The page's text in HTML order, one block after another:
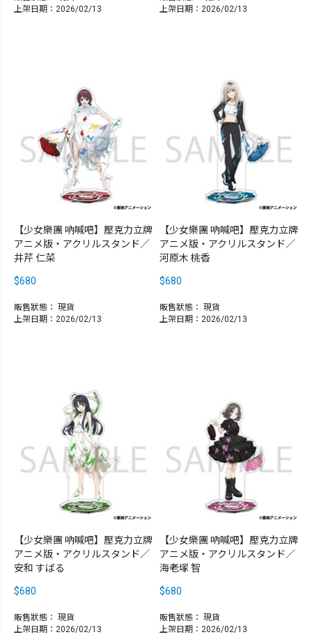
上架日期：2026/02/13
上架日期：2026/02/13
【少女樂團 吶喊吧】壓克力立牌
アニメ版・アクリルスタンド／
井芹 仁菜
$680
販售狀態： 現貨
上架日期：2026/02/13
【少女樂團 吶喊吧】壓克力立牌
アニメ版・アクリルスタンド／
河原木 桃香
$680
販售狀態： 現貨
上架日期：2026/02/13
【少女樂團 吶喊吧】壓克力立牌
アニメ版・アクリルスタンド／
安和 すばる
$680
販售狀態： 現貨
上架日期：2026/02/13
【少女樂團 吶喊吧】壓克力立牌
アニメ版・アクリルスタンド／
海老塚 智
$680
販售狀態： 現貨
上架日期：2026/02/13